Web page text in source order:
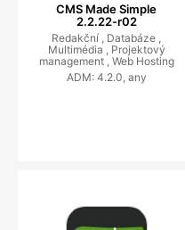
CMS Made Simple
2.2.22-r02
Redakční , Databáze ,
Multimédia , Projektový
management , Web Hosting
ADM: 4.2.0, any